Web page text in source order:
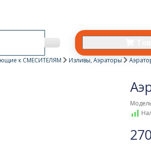
к СМЕСИТЕЛЯМ Изливы, Аэраторы